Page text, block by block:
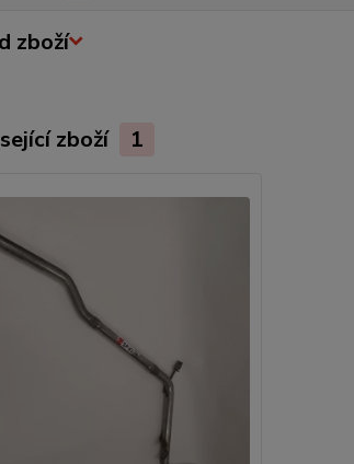
zboží
zboží 1